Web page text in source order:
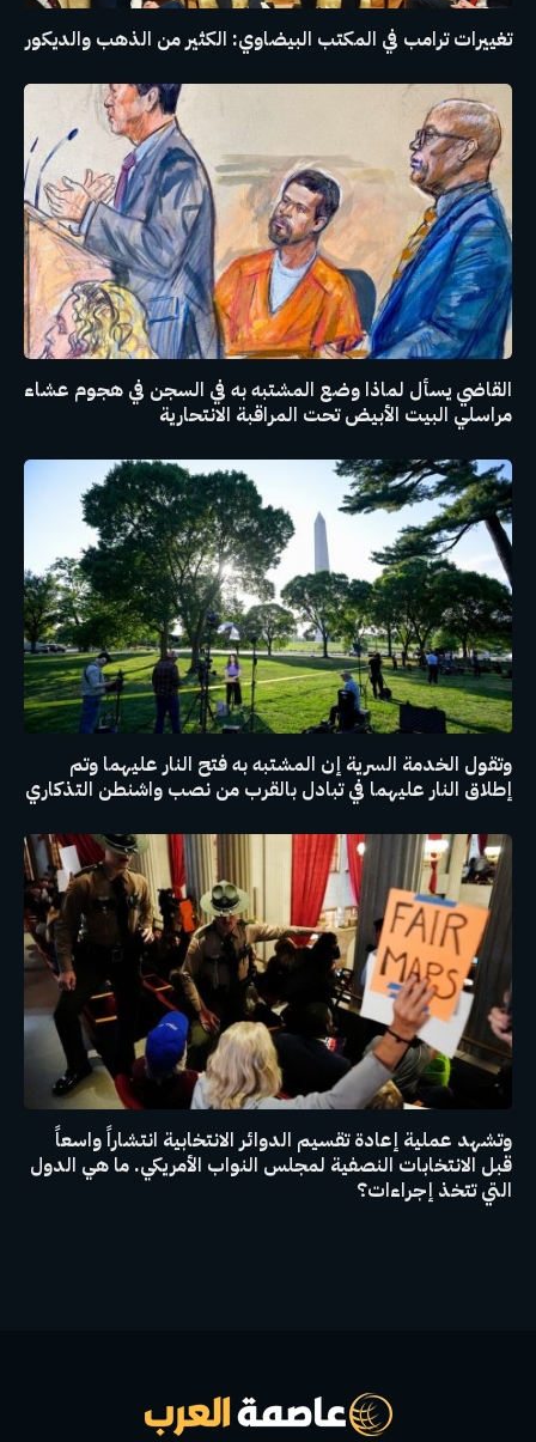
تغييرات ترامب في المكتب البيضاوي: الكثير من الذهب والديكور
القاضي يسأل لماذا وضع المشتبه به في السجن في هجوم عشاء
مراسلي البيت الأبيض تحت المراقبة الانتحارية
وتقول الخدمة السرية إن المشتبه به فتح النار عليهما وتم
إطلاق النار عليهما في تبادل بالقرب من نصب واشنطن التذكاري
وتشهد عملية إعادة تقسيم الدوائر الانتخابية انتشاراً واسعاً
قبل الانتخابات النصفية لمجلس النواب الأمريكي. ما هي الدول
التي تتخذ إجراءات؟